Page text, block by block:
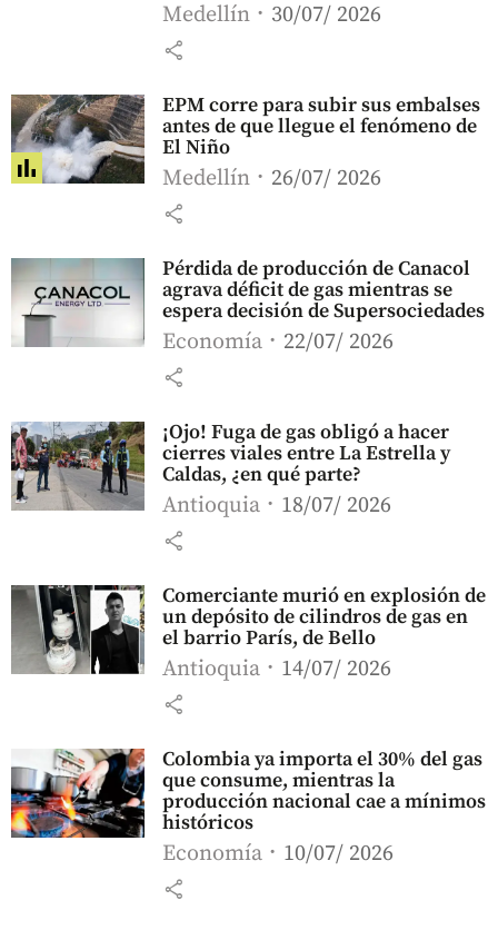
Medellín 30/07/ 2026
share
EPM corre para subir sus embalses
antes de que llegue el fenómeno de
El Niño
Medellín 26/07/ 2026
share
Pérdida de producción de Canacol
agrava déficit de gas mientras se
espera decisión de Supersociedades
Economía 22/07/ 2026
share
¡Ojo! Fuga de gas obligó a hacer
cierres viales entre La Estrella y
Caldas, ¿en qué parte?
Antioquia 18/07/ 2026
share
Comerciante murió en explosión de
un depósito de cilindros de gas en
el barrio París, de Bello
Antioquia 14/07/ 2026
share
Colombia ya importa el 30% del gas
que consume, mientras la
producción nacional cae a mínimos
históricos
Economía 10/07/ 2026
share